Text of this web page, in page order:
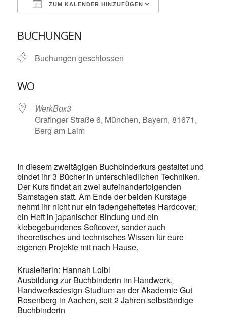
ZUM KALENDER HINZUFÜGEN
BUCHUNGEN
Buchungen geschlossen
WO
WerkBox3
Grafinger Straße 6, München, Bayern, 81671,
Berg am Laim
In diesem zweitägigen Buchbinderkurs gestaltet und
bindet ihr 3 Bücher in unterschiedlichen Techniken.
Der Kurs findet an zwei aufeinanderfolgenden
Samstagen statt. Am Ende der beiden Kurstage
nehmt ihr nicht nur ein fadengeheftetes Hardcover,
ein Heft in japanischer Bindung und ein
klebegebundenes Softcover, sonder auch
theoretisches und technisches Wissen für eure
eigenen Projekte mit nach Hause.
Krusleiterin: Hannah Loibl
Ausbildung zur Buchbinderin im Handwerk,
Handwerksdesign-Studium an der Akademie Gut
Rosenberg in Aachen, seit 2 Jahren selbständige
Buchbinderin